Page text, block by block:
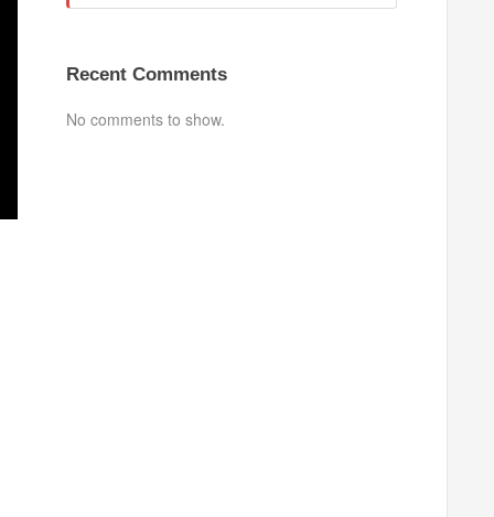
Recent Comments
No comments to show.